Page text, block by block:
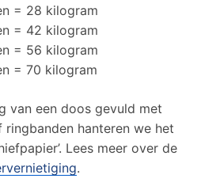
= 28 kilogram
= 42 kilogram
= 56 kilogram
= 70 kilogram
van een doos gevuld met
hanteren we het
Lees meer over de
.